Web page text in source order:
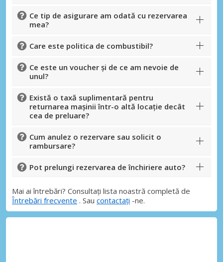
Ce tip de asigurare am odată cu rezervarea
mea?
Care este politica de combustibil?
Ce este un voucher și de ce am nevoie de
unul?
Există o taxă suplimentară pentru
returnarea mașinii într-o altă locație decât
cea de preluare?
Cum anulez o rezervare sau solicit o
rambursare?
Pot prelungi rezervarea de închiriere auto?
Mai ai întrebări? Consultați lista noastră completă de
Întrebări frecvente . Sau contactați -ne.
Economii de top
Accesați ofertele exclusive ale